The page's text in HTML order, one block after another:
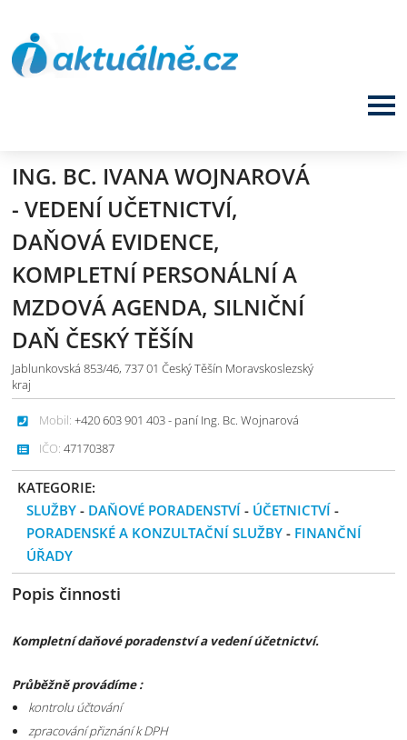
ING. BC. IVANA WOJNAROVÁ
- VEDENÍ UČETNICTVÍ,
DAŇOVÁ EVIDENCE,
KOMPLETNÍ PERSONÁLNÍ A
MZDOVÁ AGENDA, SILNIČNÍ
DAŇ ČESKÝ TĚŠÍN
Jablunkovská 853/46, 737 01 Český Těšín Moravskoslezský
kraj
Mobil: +420 603 901 403 - paní Ing. Bc. Wojnarová
IČO: 47170387
KATEGORIE:
SLUŽBY - DAŇOVÉ PORADENSTVÍ - ÚČETNICTVÍ -
PORADENSKÉ A KONZULTAČNÍ SLUŽBY - FINANČNÍ
ÚŘADY
Popis činnosti
Kompletní daňové poradenství a vedení účetnictví.
Průběžně provádíme :
kontrolu účtování
zpracování přiznání k DPH